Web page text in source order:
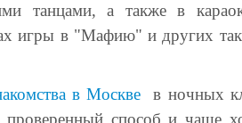
танцами, а также в
игры в "Мафию" и других
в Москве в ночных
проверенный способ и чаще